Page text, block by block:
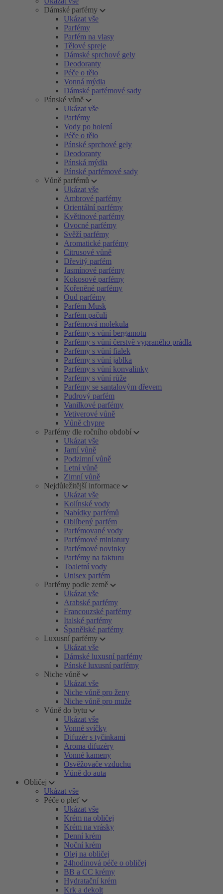
Dámské parfémy
Ukázat vše
Parfémy
Parfém na vlasy
Tělové spreje
Dámské sprchové gely
Deodoranty
Péče o tělo
Vonná mýdla
Dámské parfémové sady
Pánské vůně
Ukázat vše
Parfémy
Vody po holení
Péče o tělo
Pánské sprchové gely
Deodoranty
Pánská mýdla
Pánské parfémové sady
Vůně parfémů
Ukázat vše
Ambrové parfémy
Orientální parfémy
Květinové parfémy
Ovocné parfémy
Svěží parfémy
Aromatické parfémy
Citrusové vůně
Dřevitý parfém
Jasmínové parfémy
Kokosové parfémy
Kořeněné parfémy
Oud parfémy
Parfém Musk
Parfém pačuli
Parfémová molekula
Parfémy s vůní bergamotu
Parfémy s vůní čerstvě vypraného prádla
Parfémy s vůní fialek
Parfémy s vůní jablka
Parfémy s vůní konvalinky
Parfémy s vůní růže
Parfémy se santalovým dřevem
Pudrový parfém
Vanilkové parfémy
Vetiverové vůně
Vůně chypre
Parfémy dle ročního období
Ukázat vše
Jarní vůně
Podzimní vůně
Letní vůně
Zimní vůně
Nejdůležitější informace
Ukázat vše
Kolínské vody
Nabídky parfémů
Oblíbený parfém
Parfémované vody
Parfémové miniatury
Parfémové novinky
Parfémy na fakturu
Toaletní vody
Unisex parfém
Parfémy podle země
Ukázat vše
Arabské parfémy
Francouzské parfémy
Italské parfémy
Španělské parfémy
Luxusní parfémy
Ukázat vše
Dámské luxusní parfémy
Pánské luxusní parfémy
Niche vůně
Ukázat vše
Niche vůně pro ženy
Niche vůně pro muže
Vůně do bytu
Ukázat vše
Vonné svíčky
Difuzér s tyčinkami
Aroma difuzéry
Vonné kameny
Osvěžovače vzduchu
Vůně do auta
Obličej
Ukázat vše
Péče o pleť
Ukázat vše
Krém na obličej
Krém na vrásky
Denní krém
Noční krém
Olej na obličej
24hodinová péče o obličej
BB a CC krémy
Hydratační krém
Krk a dekolt